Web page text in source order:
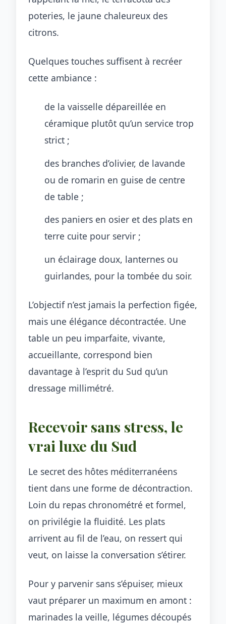
poteries, le jaune chaleureux des
citrons.
Quelques touches suffisent à recréer
cette ambiance :
de la vaisselle dépareillée en
céramique plutôt qu’un service trop
strict ;
des branches d’olivier, de lavande
ou de romarin en guise de centre
de table ;
des paniers en osier et des plats en
terre cuite pour servir ;
un éclairage doux, lanternes ou
guirlandes, pour la tombée du soir.
L’objectif n’est jamais la perfection figée,
mais une élégance décontractée. Une
table un peu imparfaite, vivante,
accueillante, correspond bien
davantage à l’esprit du Sud qu’un
dressage millimétré.
Recevoir sans stress, le
vrai luxe du Sud
Le secret des hôtes méditerranéens
tient dans une forme de décontraction.
Loin du repas chronométré et formel,
on privilégie la fluidité. Les plats
arrivent au fil de l’eau, on ressert qui
veut, on laisse la conversation s’étirer.
Pour y parvenir sans s’épuiser, mieux
vaut préparer un maximum en amont :
marinades la veille, légumes découpés